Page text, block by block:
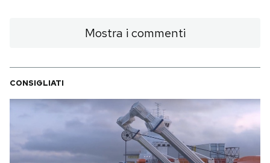
Mostra i commenti
CONSIGLIATI